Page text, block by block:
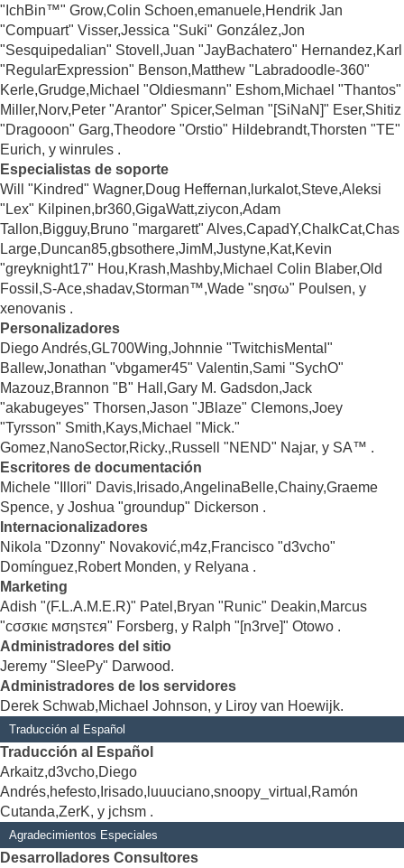
"IchBin™" Grow,Colin Schoen,emanuele,Hendrik Jan
"Compuart" Visser,Jessica "Suki" González,Jon
"Sesquipedalian" Stovell,Juan "JayBachatero" Hernandez,Karl
"RegularExpression" Benson,Matthew "Labradoodle-360"
Kerle,Grudge,Michael "Oldiesmann" Eshom,Michael "Thantos"
Miller,Norv,Peter "Arantor" Spicer,Selman "[SiNaN]" Eser,Shitiz
"Dragooon" Garg,Theodore "Orstio" Hildebrandt,Thorsten "TE"
Eurich, y winrules .
Especialistas de soporte
Will "Kindred" Wagner,Doug Heffernan,lurkalot,Steve,Aleksi
"Lex" Kilpinen,br360,GigaWatt,ziycon,Adam
Tallon,Bigguy,Bruno "margarett" Alves,CapadY,ChalkCat,Chas
Large,Duncan85,gbsothere,JimM,Justyne,Kat,Kevin
"greyknight17" Hou,Krash,Mashby,Michael Colin Blaber,Old
Fossil,S-Ace,shadav,Storman™,Wade "sησω" Poulsen, y
xenovanis .
Personalizadores
Diego Andrés,GL700Wing,Johnnie "TwitchisMental"
Ballew,Jonathan "vbgamer45" Valentin,Sami "SychO"
Mazouz,Brannon "B" Hall,Gary M. Gadsdon,Jack
"akabugeyes" Thorsen,Jason "JBlaze" Clemons,Joey
"Tyrsson" Smith,Kays,Michael "Mick."
Gomez,NanoSector,Ricky.,Russell "NEND" Najar, y SA™ .
Escritores de documentación
Michele "Illori" Davis,Irisado,AngelinaBelle,Chainy,Graeme
Spence, y Joshua "groundup" Dickerson .
Internacionalizadores
Nikola "Dzonny" Novaković,m4z,Francisco "d3vcho"
Domínguez,Robert Monden, y Relyana .
Marketing
Adish "(F.L.A.M.E.R)" Patel,Bryan "Runic" Deakin,Marcus
"cσσкιє мσηѕтєя" Forsberg, y Ralph "[n3rve]" Otowo .
Administradores del sitio
Jeremy "SleePy" Darwood.
Administradores de los servidores
Derek Schwab,Michael Johnson, y Liroy van Hoewijk.
Traducción al Español
Traducción al Español
Arkaitz,d3vcho,Diego
Andrés,hefesto,Irisado,luuuciano,snoopy_virtual,Ramón
Cutanda,ZerK, y jchsm .
Agradecimientos Especiales
Desarrolladores Consultores